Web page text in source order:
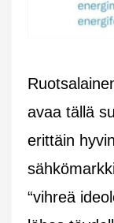
avaa tällä
erittäin
“vihreä